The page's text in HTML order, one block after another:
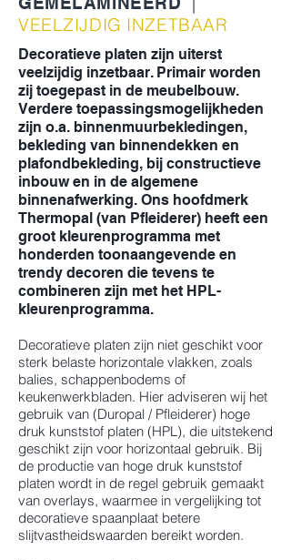
VEELZIJDIG INZETBAAR
Decoratieve platen zijn uiterst
veelzijdig inzetbaar. Primair worden
zij toegepast in de meubelbouw.
Verdere toepassingsmogelijkheden
zijn o.a. binnenmuurbekledingen,
bekleding van binnendekken en
plafondbekleding, bij constructieve
inbouw en in de algemene
binnenafwerking. Ons hoofdmerk
Thermopal (van Pfleiderer) heeft een
groot kleurenprogramma met
honderden toonaangevende en
trendy decoren die tevens te
combineren zijn met het HPL-
kleurenprogramma.
Decoratieve platen zijn niet geschikt voor
sterk belaste horizontale vlakken, zoals
balies, schappenbodems of
keukenwerkbladen. Hier adviseren wij het
gebruik van (Duropal / Pfleiderer) hoge
druk kunststof platen (HPL), die uitstekend
geschikt zijn voor horizontaal gebruik. Bij
de productie van hoge druk kunststof
platen wordt in de regel gebruik gemaakt
van overlays, waarmee in vergelijking tot
decoratieve spaanplaat betere
slijtvastheidswaarden bereikt worden.